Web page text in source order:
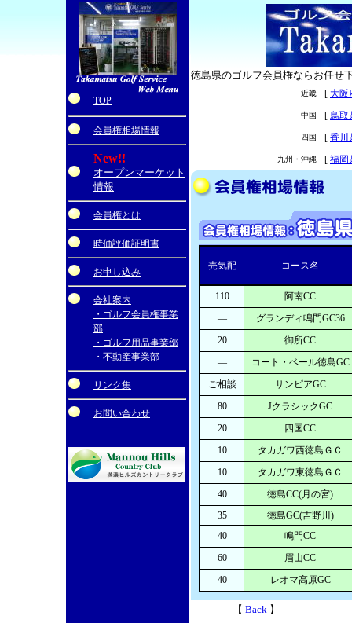
TOP
会員権相場情報
New!!
オープンマーケット
情報
会員権とは
時価評価証明書
お申し込み
会社案内
・ゴルフ会員権事業
部
・ゴルフ用品事業部
・不動産事業部
リンク集
お問い合わせ
徳島県のゴルフ会員権ならお任せ
近畿 [ 大阪
中国 [ 鳥取
四国 [ 香川
九州・沖縄 [ 福岡
売気配 コース名
110
阿南CC
―
グランディ鳴門GC36
20
御所CC
―
コート・ベール徳島GC
ご相談
サンピアGC
80
JクラシックGC
20
四国CC
10
タカガワ西徳島ＧＣ
10
タカガワ東徳島ＧＣ
40
徳島CC(月の宮)
35
徳島GC(吉野川)
40
鳴門CC
60
眉山CC
40
レオマ高原GC
【 Back】